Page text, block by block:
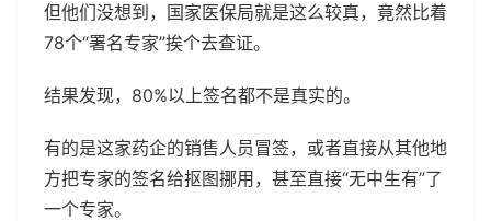
但他们没想到，国家医保局就是这么较真，竟然比着
78个“署名专家”挨个去查证。
结果发现，80%以上签名都不是真实的。
有的是这家药企的销售人员冒签，或者直接从其他地
方把专家的签名给抠图挪用，甚至直接“无中生有”了
一个专家。